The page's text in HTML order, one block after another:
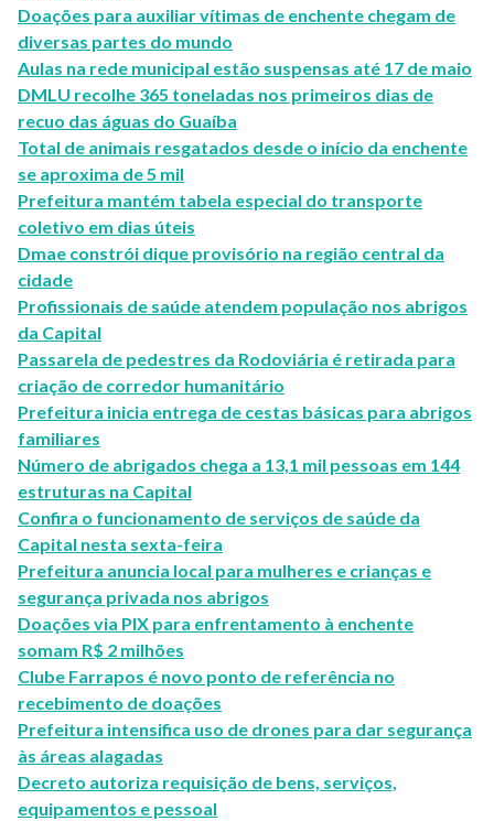
Doações para auxiliar vítimas de enchente chegam de
diversas partes do mundo
Aulas na rede municipal estão suspensas até 17 de maio
DMLU recolhe 365 toneladas nos primeiros dias de
recuo das águas do Guaíba
Total de animais resgatados desde o início da enchente
se aproxima de 5 mil
Prefeitura mantém tabela especial do transporte
coletivo em dias úteis
Dmae constrói dique provisório na região central da
cidade
Profissionais de saúde atendem população nos abrigos
da Capital
Passarela de pedestres da Rodoviária é retirada para
criação de corredor humanitário
Prefeitura inicia entrega de cestas básicas para abrigos
familiares
Número de abrigados chega a 13,1 mil pessoas em 144
estruturas na Capital
Confira o funcionamento de serviços de saúde da
Capital nesta sexta-feira
Prefeitura anuncia local para mulheres e crianças e
segurança privada nos abrigos
Doações via PIX para enfrentamento à enchente
somam R$ 2 milhões
Clube Farrapos é novo ponto de referência no
recebimento de doações
Prefeitura intensifica uso de drones para dar segurança
às áreas alagadas
Decreto autoriza requisição de bens, serviços,
equipamentos e pessoal